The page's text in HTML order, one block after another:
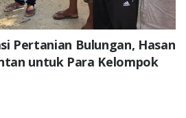
Pertanian Bulungan, Hasan
untuk Para Kelompok